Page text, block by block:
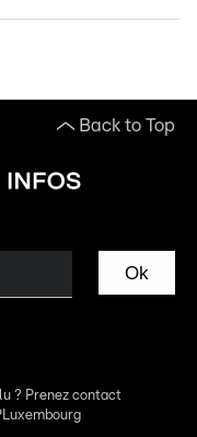
Back to Top
Ok
? Prenez contact